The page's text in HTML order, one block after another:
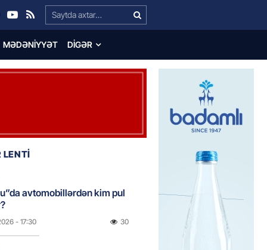
Search…
MƏDƏNIYYƏT DIGƏR
avtomobillərdən kim pul
- 17:30 30